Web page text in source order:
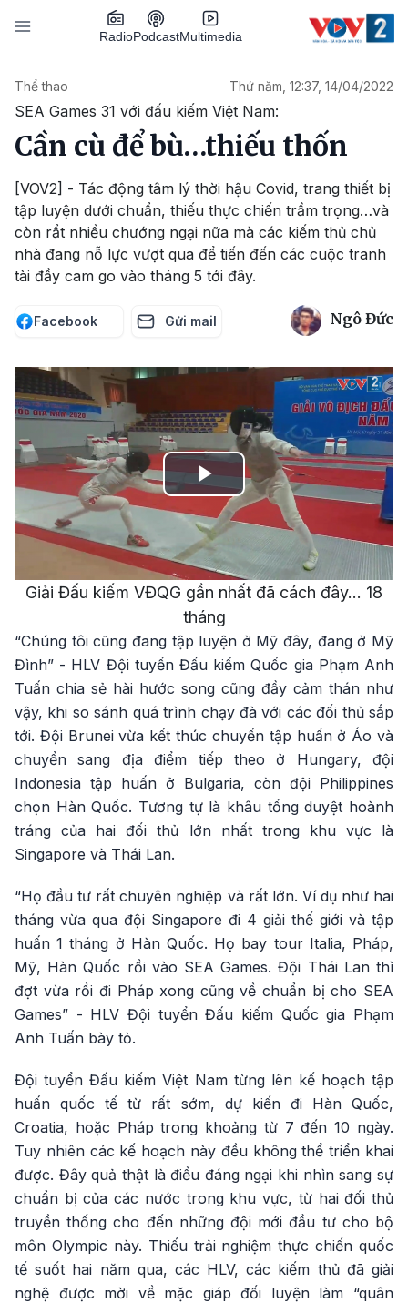
Nhảy đến nội dung
RadioPodcastMultimedia
Thể thao Thứ năm, 12:37, 14/04/2022
SEA Games 31 với đấu kiếm Việt Nam:
Cần cù để bù…thiếu thốn
[VOV2] - Tác động tâm lý thời hậu Covid, trang thiết bị
tập luyện dưới chuẩn, thiếu thực chiến trầm trọng…và
còn rẩt nhiều chướng ngại nữa mà các kiếm thủ chủ
nhà đang nỗ lực vượt qua để tiến đến các cuộc tranh
tài đầy cam go vào tháng 5 tới đây.
Facebook Gửi mail Ngô Đức
Play
Video
Giải Đấu kiếm VĐQG gần nhất đã cách đây... 18
tháng
“Chúng tôi cũng đang tập luyện ở Mỹ đây, đang ở Mỹ
Đình” - HLV Đội tuyển Đấu kiếm Quốc gia Phạm Anh
Tuấn chia sẻ hài hước song cũng đầy cảm thán như
vậy, khi so sánh quá trình chạy đà với các đối thủ sắp
tới. Đội Brunei vừa kết thúc chuyến tập huấn ở Áo và
chuyển sang địa điểm tiếp theo ở Hungary, đội
Indonesia tập huấn ở Bulgaria, còn đội Philippines
chọn Hàn Quốc. Tương tự là khâu tổng duyệt hoành
tráng của hai đối thủ lớn nhất trong khu vực là
Singapore và Thái Lan.
“Họ đầu tư rất chuyên nghiệp và rất lớn. Ví dụ như hai
tháng vừa qua đội Singapore đi 4 giải thế giới và tập
huấn 1 tháng ở Hàn Quốc. Họ bay tour Italia, Pháp,
Mỹ, Hàn Quốc rồi vào SEA Games. Đội Thái Lan thì
đợt vừa rồi đi Pháp xong cũng về chuẩn bị cho SEA
Games” - HLV Đội tuyển Đấu kiếm Quốc gia Phạm
Anh Tuấn bày tỏ.
Đội tuyển Đấu kiếm Việt Nam từng lên kế hoạch tập
huấn quốc tế từ rất sớm, dự kiến đi Hàn Quốc,
Croatia, hoặc Pháp trong khoảng từ 7 đến 10 ngày.
Tuy nhiên các kế hoạch này đều không thể triển khai
được. Đây quả thật là điều đáng ngại khi nhìn sang sự
chuẩn bị của các nước trong khu vực, từ hai đối thủ
truyền thống cho đến những đội mới đầu tư cho bộ
môn Olympic này. Thiếu trải nghiệm thực chiến quốc
tế suốt hai năm qua, các HLV, các kiếm thủ đã giải
nghệ được mời về mặc giáp đối luyện làm “quân